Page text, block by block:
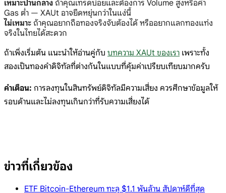
เหมาะปานกลาง ถ้าคุณเทรดบ่อยและต้องการ Volume สูงหรือค่า
Gas ต่ำ — XAUt อาจยืดหยุ่นกว่าในแง่นี้
ไม่เหมาะ ถ้าคุณอยากถือทองจริงจับต้องได้ หรืออยากแลกทองแท่ง
จริงในไทยได้สะดวก
ถ้าเพิ่งเริ่มต้น แนะนำให้อ่านคู่กับ บทความ XAUt ของเรา เพราะทั้ง
สองเป็นทองคำดิจิทัลที่ต่างกันในแบบที่คุ้มค่าเปรียบเทียบมากครับ
คำเตือน: การลงทุนในสินทรัพย์ดิจิทัลมีความเสี่ยง ควรศึกษาข้อมูลให้
รอบด้านและไม่ลงทุนเกินกว่าที่รับความเสี่ยงได้
ข่าวที่เกี่ยวข้อง
ETF Bitcoin-Ethereum ทะลุ $1.1 พันล้าน สัปดาห์ดีที่สุด